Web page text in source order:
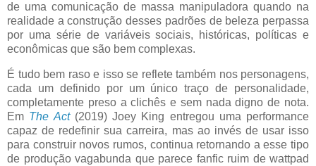
de uma comunicação de massa manipuladora quando na
realidade a construção desses padrões de beleza perpassa
por uma série de variáveis sociais, históricas, políticas e
econômicas que são bem complexas.
É tudo bem raso e isso se reflete também nos personagens,
cada um definido por um único traço de personalidade,
completamente preso a clichês e sem nada digno de nota.
Em The Act (2019) Joey King entregou uma performance
capaz de redefinir sua carreira, mas ao invés de usar isso
para construir novos rumos, continua retornando a esse tipo
de produção vagabunda que parece fanfic ruim de wattpad